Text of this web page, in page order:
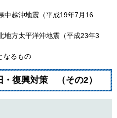
越沖地震（平成19年7月16
方太平洋沖地震（平成23年3
るもの
・復興対策 （その2）